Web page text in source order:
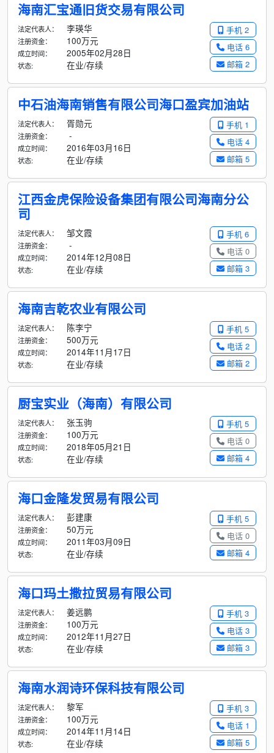
海南汇宝通旧货交易有限公司
手机 2
电话 6
邮箱 2
法定代表人： 李瑛华
注册资金： 100万元
成立时间： 2005年02月28日
状态: 在业/存续
中石油海南销售有限公司海口盈宾加油站
手机 1
电话 4
邮箱 5
法定代表人： 胥勋元
注册资金： -
成立时间： 2016年03月16日
状态: 在业/存续
江西金虎保险设备集团有限公司海南分公
司
手机 6
电话 0
邮箱 3
法定代表人： 邹文霞
注册资金： -
成立时间： 2014年12月08日
状态: 在业/存续
海南吉乾农业有限公司
手机 5
电话 2
邮箱 2
法定代表人： 陈李宁
注册资金： 500万元
成立时间： 2014年11月17日
状态: 在业/存续
厨宝实业（海南）有限公司
手机 5
电话 0
邮箱 4
法定代表人： 张玉驹
注册资金： 100万元
成立时间： 2018年05月21日
状态: 在业/存续
海口金隆发贸易有限公司
手机 5
电话 0
邮箱 4
法定代表人： 彭建康
注册资金： 50万元
成立时间： 2011年03月09日
状态: 在业/存续
海口玛土撒拉贸易有限公司
手机 3
电话 3
邮箱 3
法定代表人： 姜远鹏
注册资金： 100万元
成立时间： 2012年11月27日
状态: 在业/存续
海南水润诗环保科技有限公司
手机 3
电话 1
邮箱 5
法定代表人： 黎军
注册资金： 100万元
成立时间： 2014年11月14日
状态: 在业/存续